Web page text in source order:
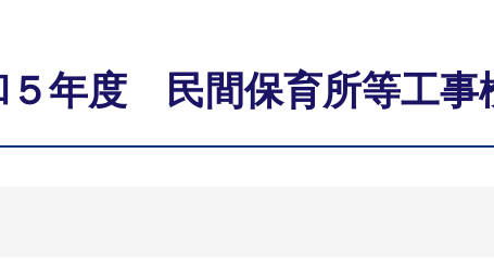
５年度 民間保育所等工事